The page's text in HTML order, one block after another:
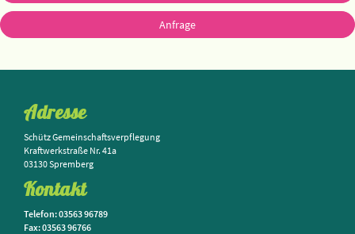
Anfrage
Adresse
Schütz Gemeinschaftsverpflegung
Kraftwerkstraße Nr. 41a
03130 Spremberg
Kontakt
Telefon: 03563 96789
Fax: 03563 96766